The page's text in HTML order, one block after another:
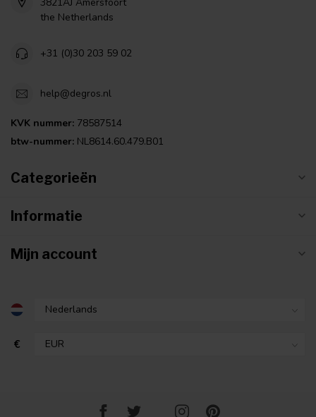
the Netherlands
+31 (0)30 203 59 02
help@degros.nl
KVK nummer: 78587514
btw-nummer: NL8614.60.479.B01
Categorieën
Informatie
Mijn account
€